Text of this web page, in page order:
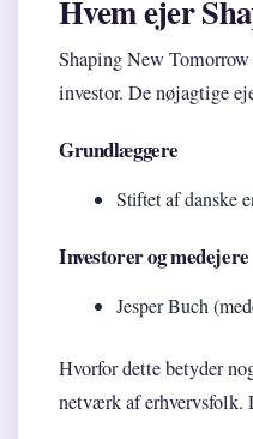
Hvem ejer
Shaping New
investor. De nøjagtige
Grundlæggere
Stiftet af danske
Investorer og medejere
Jesper Buch
Hvorfor dette betyder
netværk af erhvervsfolk.